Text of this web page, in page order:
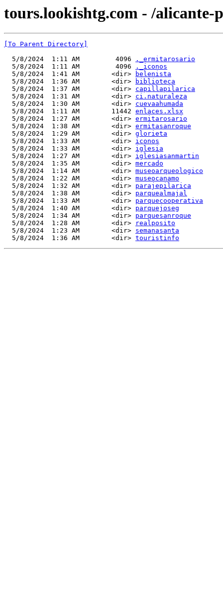
tours.lookishtg.com - /alicante-
[To Parent Directory]
  5/8/2024  1:11 AM         4096
._ermitarosario
  5/8/2024  1:11 AM         4096
._iconos
  5/8/2024  1:41 AM        <dir>
belenista
  5/8/2024  1:36 AM        <dir>
biblioteca
  5/8/2024  1:37 AM        <dir>
capillapilarica
  5/8/2024  1:31 AM        <dir>
ci.naturaleza
  5/8/2024  1:30 AM        <dir>
cuevaahumada
  5/8/2024  1:11 AM        11442
enlaces.xlsx
  5/8/2024  1:27 AM        <dir>
ermitarosario
  5/8/2024  1:38 AM        <dir>
ermitasanroque
  5/8/2024  1:29 AM        <dir>
glorieta
  5/8/2024  1:33 AM        <dir>
iconos
  5/8/2024  1:33 AM        <dir>
iglesia
  5/8/2024  1:27 AM        <dir>
iglesiasanmartin
  5/8/2024  1:35 AM        <dir>
mercado
  5/8/2024  1:14 AM        <dir>
museoarqueologico
  5/8/2024  1:22 AM        <dir>
museocanamo
  5/8/2024  1:32 AM        <dir>
parajepilarica
  5/8/2024  1:38 AM        <dir>
parquealmajal
  5/8/2024  1:33 AM        <dir>
parquecooperativa
  5/8/2024  1:40 AM        <dir>
parquejoseg
  5/8/2024  1:34 AM        <dir>
parquesanroque
  5/8/2024  1:28 AM        <dir>
realposito
  5/8/2024  1:23 AM        <dir>
semanasanta
  5/8/2024  1:36 AM        <dir>
touristinfo